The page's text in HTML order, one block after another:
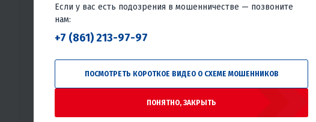
Если у вас есть подозрения в мошенничестве — позвоните
нам:
+7 (861) 213-97-97
ПОСМОТРЕТЬ КОРОТКОЕ ВИДЕО О СХЕМЕ МОШЕННИКОВ
ПОНЯТНО, ЗАКРЫТЬ